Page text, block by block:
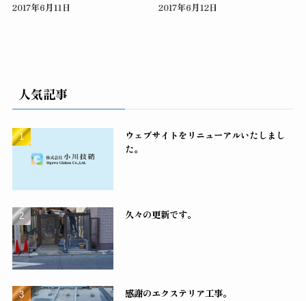
2017年6月11日 2017年6月12日
人気記事
ウェブサイトをリニューアルいたしまし
た。
久々の更新です。
感謝のエクステリア工事。